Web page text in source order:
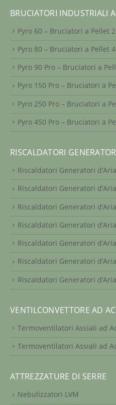
BRUCIATORI INDUSTRIALI
Pyro 60 – Bruciatori a Pellet
Pyro 80 – Bruciatori a Pellet
Pyro 90 Pro – Bruciatori a
Pyro 150 Pro – Bruciatori a
Pyro 250 Pro – Bruciatori a
Pyro 450 Pro – Bruciatori a
RISCALDATORI
Riscaldatori Generatori
Riscaldatori Generatori
Riscaldatori Generatori
Riscaldatori Generatori
Riscaldatori Generatori
Riscaldatori Generatori
Riscaldatori Generatori
VENTILCONVETTORE AD
Termoventilatori Assiali ad
Termoventilatori Assiali ad
ATTREZZATURE DI SERRE
Nebulizzatori LVM